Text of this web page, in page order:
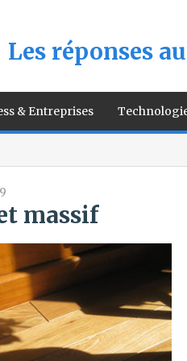
Les réponses
& Entreprises
massif